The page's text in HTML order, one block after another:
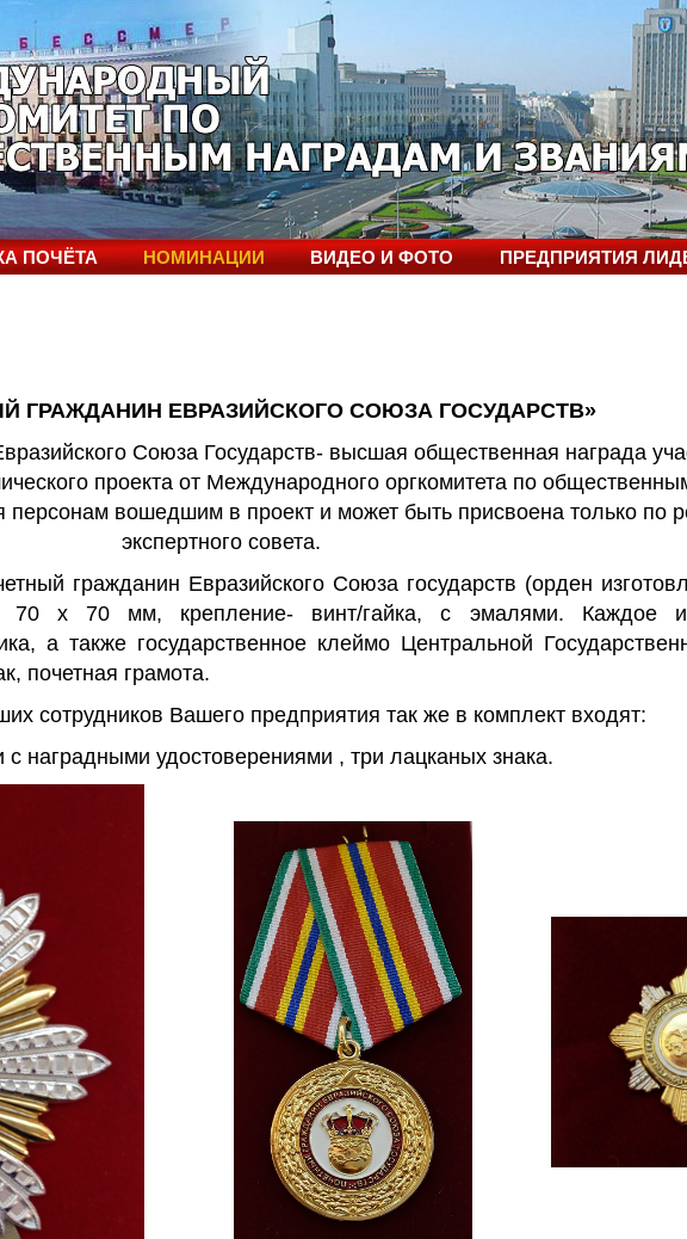
ПОЧЁТА НОМИНАЦИИ ВИДЕО И ФОТО ПРЕДПРИЯТИЯ
ГРАЖДАНИН ЕВРАЗИЙСКОГО СОЮЗА ГОСУДАРСТВ»
Союза Государств- высшая общественная награда
проекта от Международного оргкомитета по
персонам вошедшим в проект и может быть присвоена только по
экспертного совета.
гражданин Евразийского Союза государств (орден
70 x 70 мм, крепление- винт/гайка, с эмалями. Каждое
а также государственное клеймо Центральной
почетная грамота.
сотрудников Вашего предприятия так же в комплект входят:
с наградными удостоверениями , три лацканых знака.